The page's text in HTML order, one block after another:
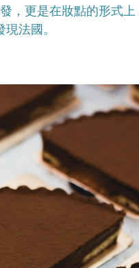
，更是在妝點的形式
法國。